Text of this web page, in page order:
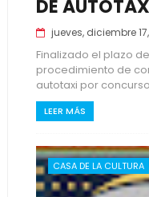
DE
jueves, diciembre
Finalizado el plazo
procedimiento de
autotaxi por
LEER MÁS
CASA DE LA CULTURA